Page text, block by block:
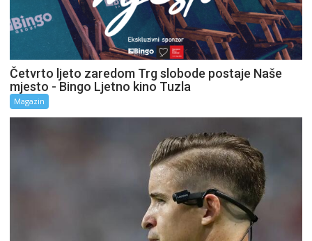
Četvrto ljeto zaredom Trg slobode postaje Naše
mjesto - Bingo Ljetno kino Tuzla
Magazin